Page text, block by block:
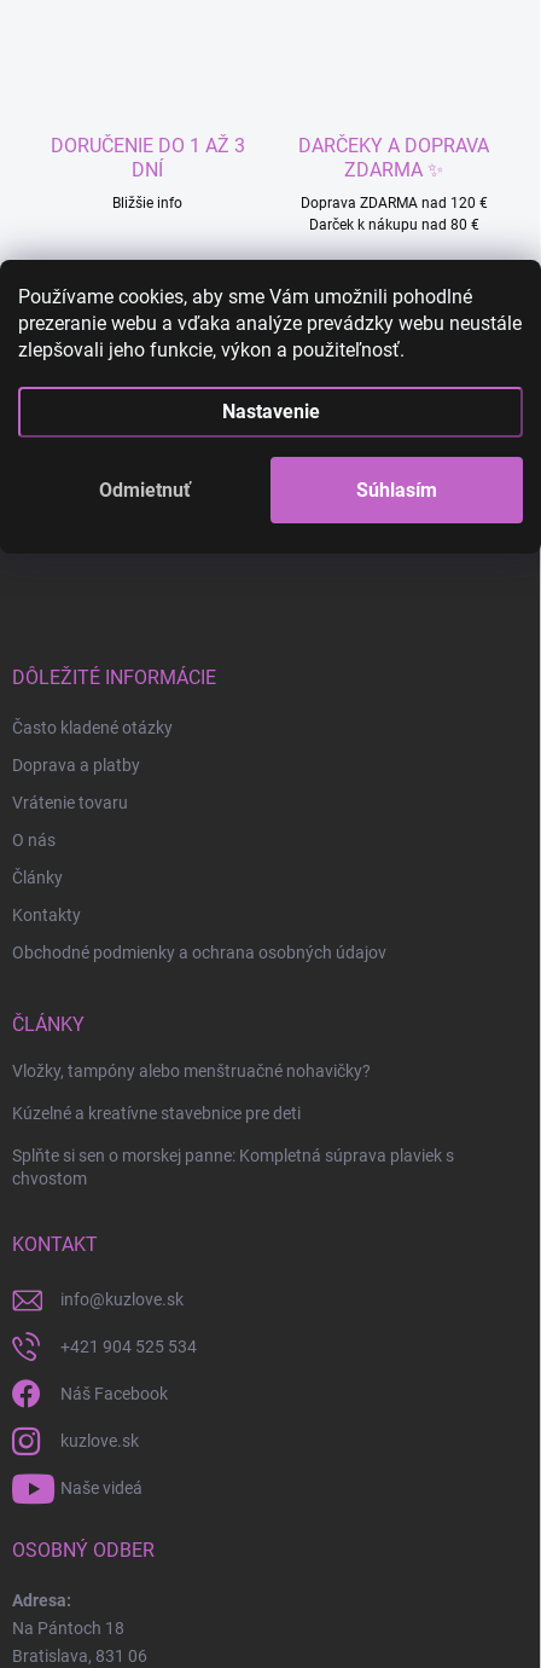
Používame cookies, aby sme Vám umožnili pohodlné
prezeranie webu a vďaka analýze prevádzky webu neustále
zlepšovali jeho funkcie, výkon a použiteľnosť.
Nastavenie
Odmietnuť Súhlasím
v
y
v
ý
i
s
u
DORUČENIE DO 1 AŽ 3
DNÍ
Bližšie info
DARČEKY A DOPRAVA
ZDARMA ✨
Doprava ZDARMA nad 120 €
Darček k nákupu nad 80 €
JEDNODUCHÉ VRÁTENIE
TOVARU
RÝCHLA ZÁKAZNÍCKA
PODPORA 24/7
DÔLEŽITÉ INFORMÁCIE
Často kladené otázky
Doprava a platby
Vrátenie tovaru
O nás
Články
Kontakty
Obchodné podmienky a ochrana osobných údajov
ČLÁNKY
Vložky, tampóny alebo menštruačné nohavičky?
Kúzelné a kreatívne stavebnice pre deti
Splňte si sen o morskej panne: Kompletná súprava plaviek s
chvostom
KONTAKT
info@kuzlove.sk
+421 904 525 534
Náš Facebook
kuzlove.sk
Naše videá
OSOBNÝ ODBER
Adresa:
Na Pántoch 18
Bratislava, 831 06